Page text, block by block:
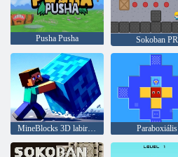
Pusha Pusha Sokoban PR
MineBlocks 3D labirintus Paraboxiális